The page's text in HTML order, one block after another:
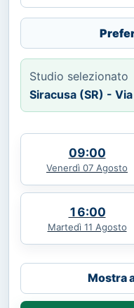
Studio selezionato
Siracusa (SR) -
09:00
Venerdì 07 Agosto
16:00
Martedì 11 Agosto
Mostra